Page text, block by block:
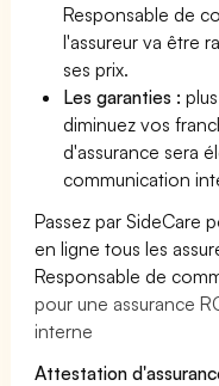
Responsable de
l'assureur va être
ses prix.
Les garanties :
diminuez vos
d'assurance sera
communication
Passez par SideCare
en ligne tous les
Responsable de
pour une assurance
interne
Attestation